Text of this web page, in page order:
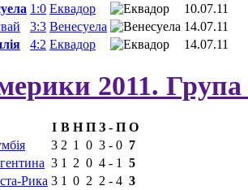
1:0 Еквадор
10.07.11
3:3 Венесуела
14.07.11
4:2 Еквадор 14.07.11
2011.
І В Н П З - П О
3 2 1 0 3 - 0 7
3 1 2 0 4 - 1
5
Рика 3 1 0 2 2 - 4 3